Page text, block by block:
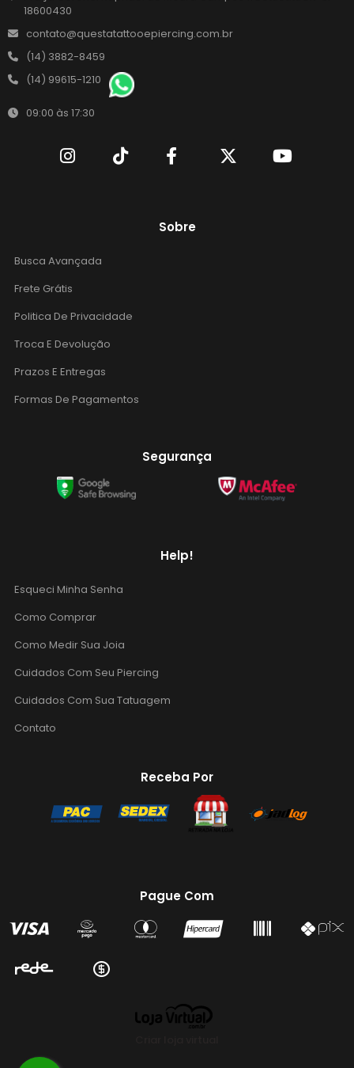
18600430
contato@questatattooepiercing.com.br
(14) 3882-8459
(14) 99615-1210
09:00 às 17:30
Sobre
Busca Avançada
Frete Grátis
Politica De Privacidade
Troca E Devolução
Prazos E Entregas
Formas De Pagamentos
Segurança
Help!
Esqueci Minha Senha
Como Comprar
Como Medir Sua Joia
Cuidados Com Seu Piercing
Cuidados Com Sua Tatuagem
Contato
Receba Por
Pague Com